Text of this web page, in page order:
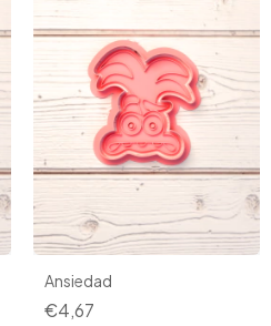
Ansiedad
€4,67